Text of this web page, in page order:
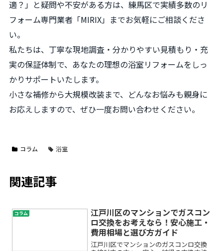
適？」と疑問や不安がある方は、練馬区で実績多数のリ
フォーム専門業者「MIRIX」までお気軽にご相談くださ
い。
私たちは、丁寧な現地調査・分かりやすい見積もり・充
実の保証体制で、あなたの理想の浴室リフォームをしっ
かりサポートいたします。
小さな補修から大規模改装まで、どんなお悩みも親身に
お応えしますので、ぜひ一度お問い合わせください。
コラム 浴室
関連記事
コラム
江戸川区のマンションでガスコン
ロ交換をお考えなら！安心施工・
費用相場と選び方ガイド
江戸川区でマンションのガスコンロ交換